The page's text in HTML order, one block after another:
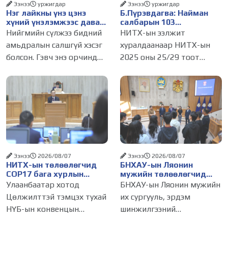
Нэг лайкны үнэ цэнэ
хүний үнэлэмжээс давах
болсон уу?
Ээнээ уржигдар
Нийгмийн сүлжээ бидний
амьдралын салшгүй хэсэг
болсон. Гэвч энэ орчинд
амжилт, тэр ч байтугай
хүний үнэ цэнийг хүртэл
лайк, шэйр, дагагчийн
тоогоор хэмжих хандлага
газар авч
Б.Пүрэвдагва: Найман
салбарын 103
үйлчилгээний
бүртгэлийг цуцалснаар
бизнес эрхлэхэд таатай
нөхцөл бүрдэнэ
Ээнээ уржигдар
НИТХ-ын ээлжит
хуралдаанаар НИТХ-ын
2025 оны 25/29 тоот
журмын зарим хэсгийг
хүчингүй болгож,
зөвшөөрлийн шинжтэй
103 бүртгэлээс нийслэлийн
бизнес эрхлэгчдийг
НИТХ-ын төлөөлөгчид
COP17 бага хурлын
бэлтгэл ажлын талаар
мэдээлэл сонслоо
Ээнээ 2026/08/07
Улаанбаатар хотод
Цөлжилттэй тэмцэх тухай
НҮБ-ын конвенцын
БНХАУ-ын Ляонин
мужийн төлөөлөгчид
НИТХ-ын үйл
танилцлаа
Ээнээ 2026/08/07
БНХАУ-ын Ляонин мужийн
их сургууль, эрдэм
шинжилгээний